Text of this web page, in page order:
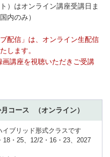
）はオンライン講座受講日ま
内のみ）
配信」は、オンライン生配信
します。
講座を視聴いただきご受講
コース （オンライン）
ブリッド形式クラスです
・25、12/2・16・23、2027